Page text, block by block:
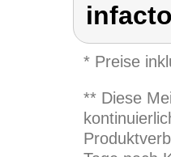
* Preise
** Diese